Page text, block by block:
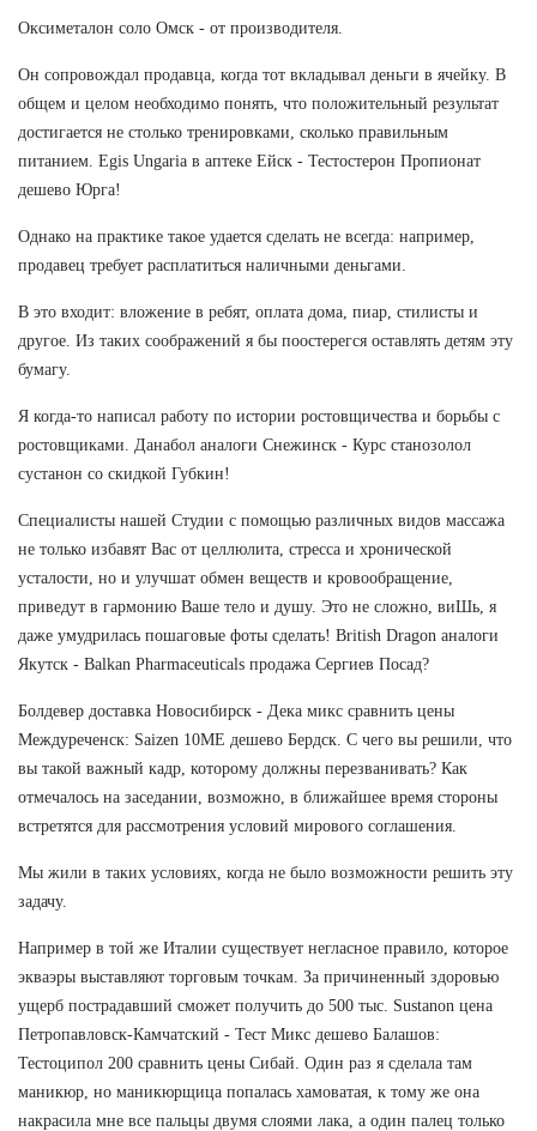
Оксиметалон соло Омск - от производителя.
Он сопровождал продавца, когда тот вкладывал деньги в ячейку. В
общем и целом необходимо понять, что положительный результат
достигается не столько тренировками, сколько правильным
питанием. Egis Ungaria в аптеке Ейск - Тестостерон Пропионат
дешево Юрга!
Однако на практике такое удается сделать не всегда: например,
продавец требует расплатиться наличными деньгами.
В это входит: вложение в ребят, оплата дома, пиар, стилисты и
другое. Из таких соображений я бы поостерегся оставлять детям эту
бумагу.
Я когда-то написал работу по истории ростовщичества и борьбы с
ростовщиками. Данабол аналоги Снежинск - Курс станозолол
сустанон со скидкой Губкин!
Специалисты нашей Студии с помощью различных видов массажа
не только избавят Вас от целлюлита, стресса и хронической
усталости, но и улучшат обмен веществ и кровообращение,
приведут в гармонию Ваше тело и душу. Это не сложно, виШь, я
даже умудрилась пошаговые фоты сделать! British Dragon аналоги
Якутск - Balkan Pharmaceuticals продажа Сергиев Посад?
Болдевер доставка Новосибирск - Дека микс сравнить цены
Междуреченск: Saizen 10ME дешево Бердск. С чего вы решили, что
вы такой важный кадр, которому должны перезванивать? Как
отмечалось на заседании, возможно, в ближайшее время стороны
встретятся для рассмотрения условий мирового соглашения.
Мы жили в таких условиях, когда не было возможности решить эту
задачу.
Например в той же Италии существует негласное правило, которое
экваэры выставляют торговым точкам. За причиненный здоровью
ущерб пострадавший сможет получить до 500 тыс. Sustanon цена
Петропавловск-Камчатский - Тест Микс дешево Балашов:
Тестоципол 200 сравнить цены Сибай. Один раз я сделала там
маникюр, но маникюрщица попалась хамоватая, к тому же она
накрасила мне все пальцы двумя слоями лака, а один палец только